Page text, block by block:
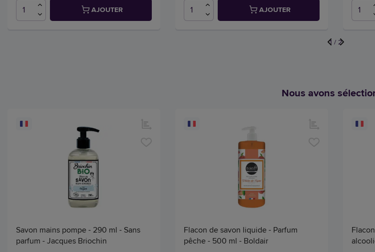
AJOUTER AJOUTER
1 / 2
Nous avons
Savon mains pompe - 290 ml - Sans
parfum - Jacques Briochin
Flacon de savon liquide - Parfum
pêche - 500 ml - Boldair